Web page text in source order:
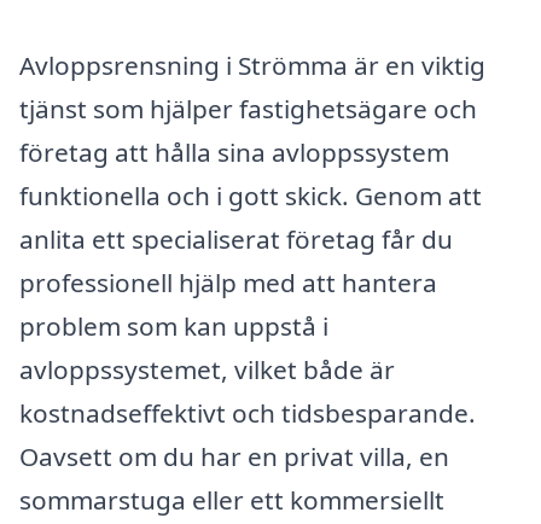
Avloppsrensning i Strömma är en viktig
tjänst som hjälper fastighetsägare och
företag att hålla sina avloppssystem
funktionella och i gott skick. Genom att
anlita ett specialiserat företag får du
professionell hjälp med att hantera
problem som kan uppstå i
avloppssystemet, vilket både är
kostnadseffektivt och tidsbesparande.
Oavsett om du har en privat villa, en
sommarstuga eller ett kommersiellt